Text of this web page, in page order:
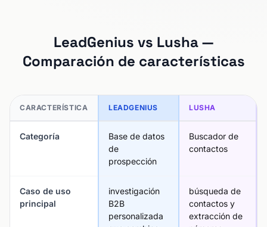
LeadGenius vs Lusha —
Comparación de características
CARACTERÍSTICA LEADGENIUS LUSHA
Categoría
Base de datos
de
prospección
Buscador de
contactos
Caso de uso
principal
investigación
B2B
personalizada
búsqueda de
contactos y
extracción de